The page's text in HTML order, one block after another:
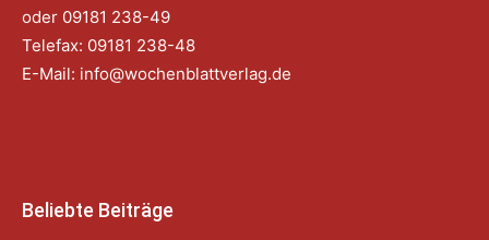
oder 09181 238-49
Telefax: 09181 238-48
E-Mail: info@wochenblattverlag.de
Beliebte Beiträge